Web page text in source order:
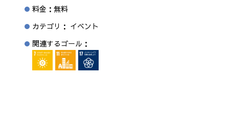
料金：無料
カテゴリ： イベント
関連するゴール：